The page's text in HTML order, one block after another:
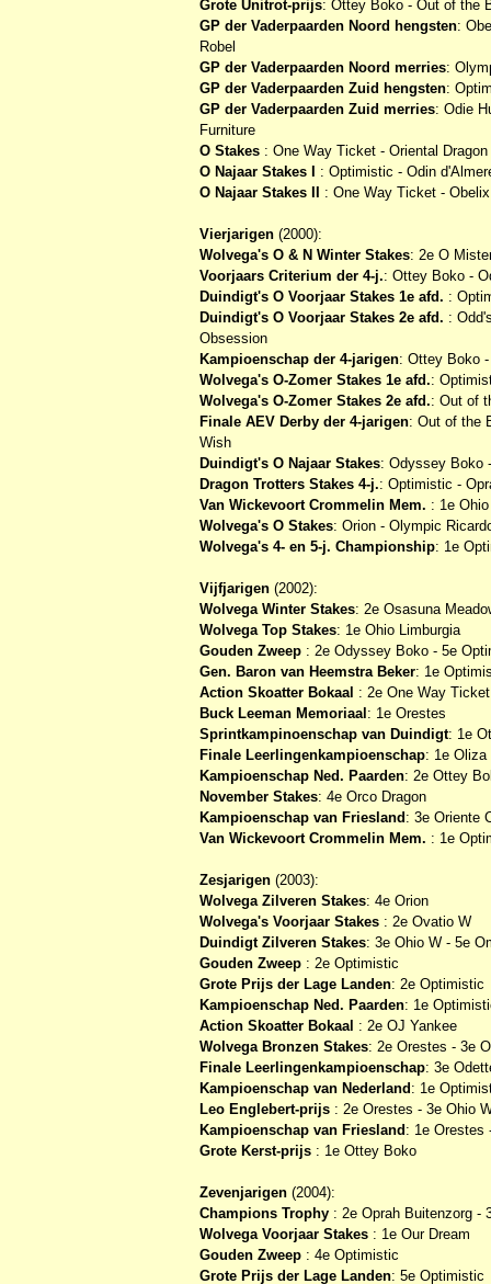
Grote Unitrot-prijs: Ottey Boko - Out of the
GP der Vaderpaarden Noord hengsten:
Robel
GP der Vaderpaarden Noord merries:
GP der Vaderpaarden Zuid hengsten:
GP der Vaderpaarden Zuid merries: Odie
Furniture
O Stakes : One Way Ticket - Oriental
O Najaar Stakes I
: Optimistic - Odin
O Najaar Stakes II
: One Way Ticket -
Vierjarigen (2000):
Wolvega's O & N Winter Stakes: 2e O
Voorjaars Criterium der 4-j.: Ottey Boko -
Duindigt's O Voorjaar Stakes 1e afd. :
Duindigt's O Voorjaar Stakes 2e afd. :
Obsession
Kampioenschap der 4-jarigen: Ottey Boko
Wolvega's O-Zomer Stakes 1e afd.:
Wolvega's O-Zomer Stakes 2e afd.: Out of
Finale AEV Derby der 4-jarigen: Out of the
Wish
Duindigt's O Najaar Stakes: Odyssey Boko
Dragon Trotters Stakes 4-j.: Optimistic -
Van Wickevoort Crommelin Mem. : 1e
Wolvega's O Stakes: Orion - Olympic
Wolvega's 4- en 5-j. Championship: 1e
Vijfjarigen (2002):
Wolvega Winter Stakes: 2e Osasuna
Wolvega Top Stakes: 1e Ohio Limburgia
Gouden Zweep : 2e Odyssey Boko - 5e
Gen. Baron van Heemstra Beker: 1e
Action Skoatter Bokaal : 2e One Way
Buck Leeman Memoriaal : 1e Orestes
Sprintkampinoenschap van Duindigt: 1e
Finale Leerlingenkampioenschap: 1e Oliza
Kampioenschap Ned. Paarden: 2e Ottey
November Stakes: 4e Orco Dragon
Kampioenschap van Friesland : 3e Oriente
Van Wickevoort Crommelin Mem. : 1e
Zesjarigen (2003):
Wolvega Zilveren Stakes: 4e Orion
Wolvega's Voorjaar Stakes : 2e Ovatio W
Duindigt Zilveren Stakes: 3e Ohio W - 5e
Gouden Zweep : 2e Optimistic
Grote Prijs der Lage Landen: 2e Optimistic
Kampioenschap Ned. Paarden: 1e
Action Skoatter Bokaal : 2e OJ Yankee
Wolvega Bronzen Stakes: 2e Orestes - 3e
Finale Leerlingenkampioenschap: 3e
Kampioenschap van Nederland : 1e
Leo Englebert-prijs : 2e Orestes - 3e Ohio
Kampioenschap van Friesland : 1e Orestes
Grote Kerst-prijs : 1e Ottey Boko
Zevenjarigen (2004):
Champions Trophy : 2e Oprah Buitenzorg -
Wolvega Voorjaar Stakes : 1e Our Dream
Gouden Zweep : 4e Optimistic
Grote Prijs der Lage Landen: 5e Optimistic